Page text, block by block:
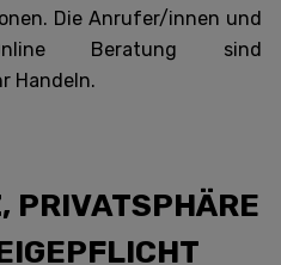
Die Anrufer/innen und
Beratung sind
Handeln.
PRIVATSPHÄRE